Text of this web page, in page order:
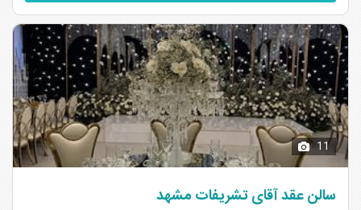
11
سالن عقد آقای تشریفات مشهد